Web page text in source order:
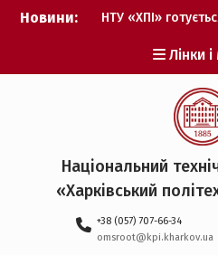
Перейти
Новини:
НТУ «ХПІ»
Музичні таланти
запрошуються на
Всеукраїнський
фестиваль
рута – 2027»
ХПІ уклав угоду про
партнерство з
технологій
Збройних Сил
Лінки
Національний
«Харківський
+38 (057) 707-66-34
omsroot@kpi.kharkov.ua